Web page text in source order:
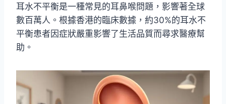
耳水不平衡是一種常見的耳鼻喉問題，影響著全球
數百萬人。根據香港的臨床數據，約30%的耳水不
平衡患者因症狀嚴重影響了生活品質而尋求醫療幫
助。